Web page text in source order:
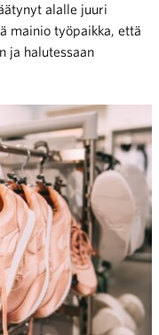
alalle juuri
mainio työpaikka, että
ja halutessaan